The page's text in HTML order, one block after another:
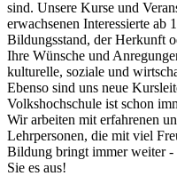
sind. Unsere Kurse und
erwachsenen Interessierte ab
Bildungsstand, der Herkunft
Ihre Wünsche und
kulturelle, soziale und
Ebenso sind uns neue
Volkshochschule ist schon
Wir arbeiten mit erfahrenen
Lehrpersonen, die mit viel
Bildung bringt immer weiter
Sie es aus!